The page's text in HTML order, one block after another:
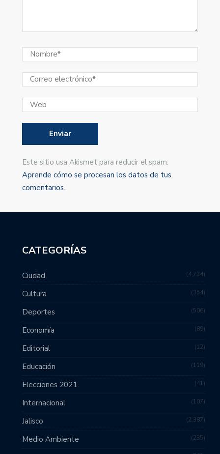
Este sitio usa Akismet para reducir el spam.
Aprende cómo se procesan los datos de tus
comentarios.
CATEGORÍAS
Ciudad 4,734
Cultura 354
Deportes 506
Economía 89
Editorial 12
Educación 119
Elecciones 2021 41
Internacional 107
Jalisco 2,387
Medio Ambiente 235